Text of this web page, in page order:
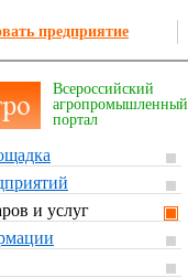
предприятие
Всероссийский
агропромышленный
портал
и услуг